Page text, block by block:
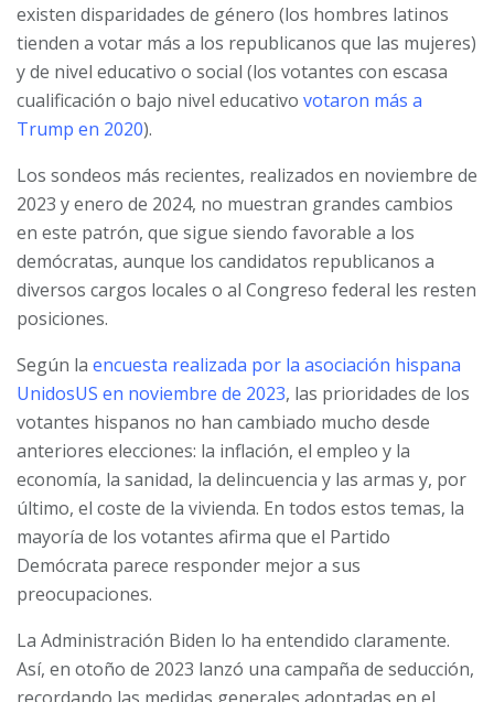
existen disparidades de género (los hombres latinos
tienden a votar más a los republicanos que las mujeres)
y de nivel educativo o social (los votantes con escasa
cualificación o bajo nivel educativo votaron más a
Trump en 2020).
Los sondeos más recientes, realizados en noviembre de
2023 y enero de 2024, no muestran grandes cambios
en este patrón, que sigue siendo favorable a los
demócratas, aunque los candidatos republicanos a
diversos cargos locales o al Congreso federal les resten
posiciones.
Según la encuesta realizada por la asociación hispana
UnidosUS en noviembre de 2023, las prioridades de los
votantes hispanos no han cambiado mucho desde
anteriores elecciones: la inflación, el empleo y la
economía, la sanidad, la delincuencia y las armas y, por
último, el coste de la vivienda. En todos estos temas, la
mayoría de los votantes afirma que el Partido
Demócrata parece responder mejor a sus
preocupaciones.
La Administración Biden lo ha entendido claramente.
Así, en otoño de 2023 lanzó una campaña de seducción,